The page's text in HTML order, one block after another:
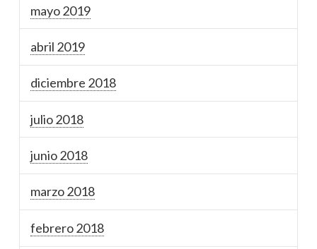
mayo 2019
abril 2019
diciembre 2018
julio 2018
junio 2018
marzo 2018
febrero 2018